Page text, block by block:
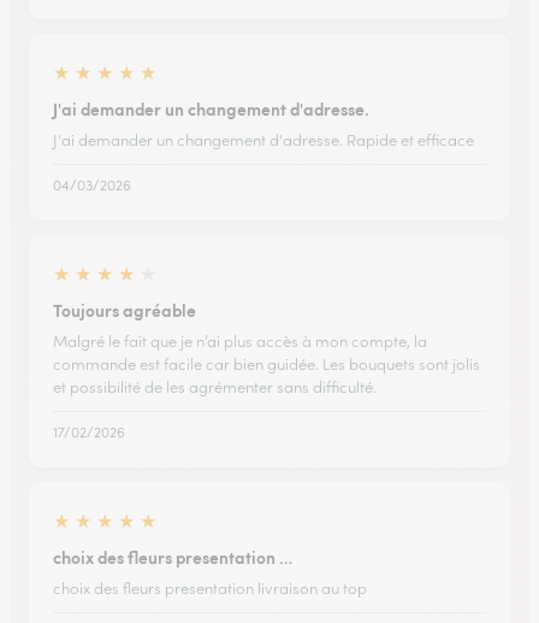
★ ★ ★ ★ ★
J'ai demander un changement d'adresse.
J'ai demander un changement d'adresse. Rapide et efficace
04/03/2026
★ ★ ★ ★
Toujours agréable
Malgré le fait que je n’ai plus accès à mon compte, la
commande est facile car bien guidée. Les bouquets sont jolis
et possibilité de les agrémenter sans difficulté.
17/02/2026
★ ★ ★ ★ ★
choix des fleurs presentation …
choix des fleurs presentation livraison au top